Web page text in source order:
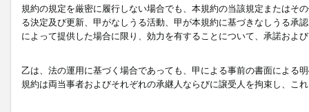
規約の規定を厳密に履行しない場合でも、本規約の当該規定またはそ
る決定及び更新、甲がなしうる活動、甲が本規約に基づきなしうる承
によって提供した場合に限り、効力を有することについて、承諾およ
乙は、法の運用に基づく場合であっても、甲による事前の書面による
規約は両当事者およびそれぞれの承継人ならびに譲受人を拘束し、こ